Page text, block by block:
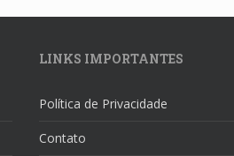
LINKS IMPORTANTES
Política de Privacidade
Contato